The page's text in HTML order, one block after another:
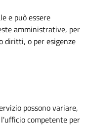
e può essere
amministrative, per
diritti, o per esigenze
possono variare,
competente per